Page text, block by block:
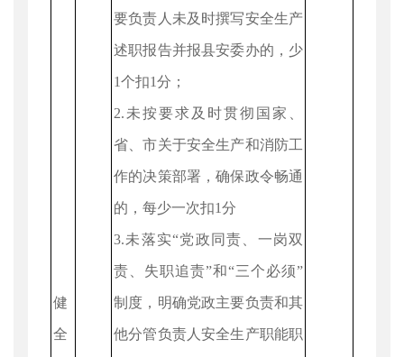
健
全
要负责人未及时撰写安全生产
述职报告并报县安委办的，少
1个扣1分；
2.未按要求及时贯彻国家、
省、市关于安全生产和消防工
作的决策部署，确保政令畅通
的，每少一次扣1分
3.未落实“党政同责、一岗双
责、失职追责”和“三个必须”
制度，明确党政主要负责和其
他分管负责人安全生产职能职